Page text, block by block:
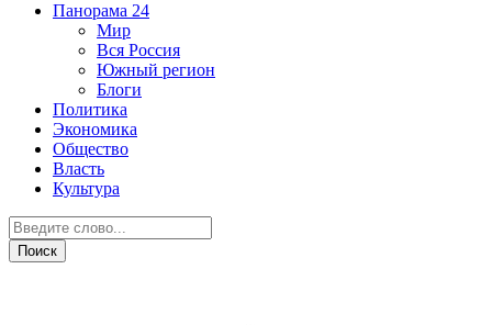
Панорама 24
Мир
Вся Россия
Южный регион
Блоги
Политика
Экономика
Общество
Власть
Культура